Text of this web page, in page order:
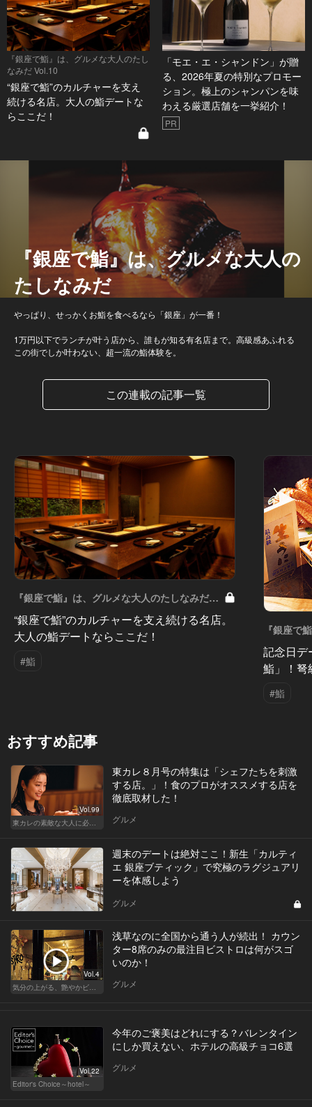
『銀座で鮨』は、グルメな大人のたし
なみだ Vol.10
“銀座で鮨”のカルチャーを支え
続ける名店。大人の鮨デートな
らここだ！
「モエ・エ・シャンドン」が贈
る、2026年夏の特別なプロモー
ション。極上のシャンパンを味
わえる厳選店舗を一挙紹介！
PR
『銀座で鮨』は、グルメな大人の
たしなみだ
やっぱり、せっかくお鮨を食べるなら「銀座」が一番！
1万円以下でランチが叶う店から、誰もが知る有名店まで。高級感あふれる
この街でしか叶わない、超一流の鮨体験を。
この連載の記事一覧
『銀座で鮨』は、グルメな大人のたしなみだ
Vol.10
“銀座で鮨”のカルチャーを支え続ける名店。
大人の鮨デートならここだ！
#鮨
『銀座で
Vol.9
記念日デ
鮨」！弩
#鮨
おすすめ記事
Vol.99
東カレの素敵な大人に必要なこと
東カレ８月号の特集は「シェフたちを刺激
する店。」！食のプロがオススメする店を
徹底取材した！
グルメ
週末のデートは絶対ここ！新生「カルティ
エ 銀座ブティック」で究極のラグジュアリ
ーを体感しよう
グルメ
Vol.4
気分の上がる、艶やかビストロ
浅草なのに全国から通う人が続出！ カウン
ター8席のみの最注目ビストロは何がスゴ
いのか！
グルメ
Vol.22
Editor's Choice～hotel～
今年のご褒美はどれにする？バレンタイン
にしか買えない、ホテルの高級チョコ6選
グルメ